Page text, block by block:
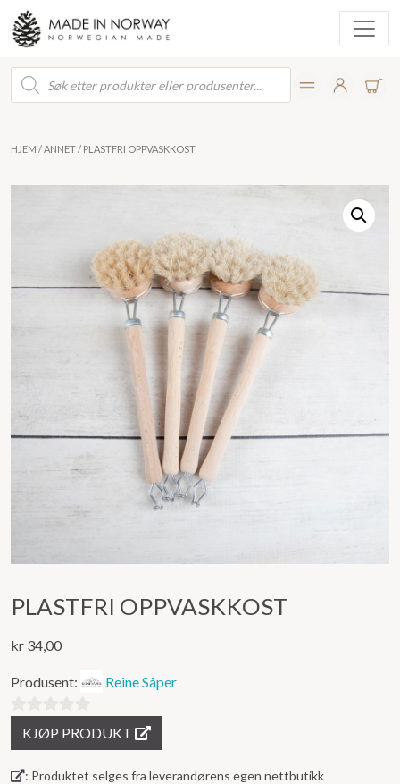
Products
search
HJEM /ANNET/ PLASTFRI OPPVASKKOST
PLASTFRI OPPVASKKOST
kr 34,00
Produsent: Reine Såper
ut
av
KJØP PRODUKT
: Produktet selges fra leverandørens egen nettbutikk